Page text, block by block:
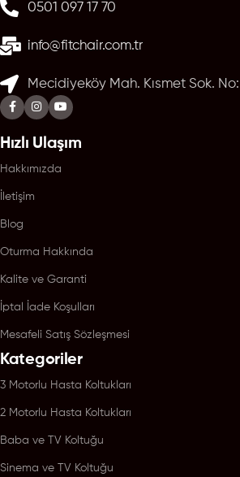
0501 097 17 70
info@fitchair.com.tr
Mecidiyeköy Mah. Kısmet Sok.
Hızlı Ulaşım
Hakkımızda
İletişim
Blog
Oturma Hakkında
Kalite ve Garanti
İptal İade Koşulları
Mesafeli Satış Sözleşmesi
Kategoriler
3 Motorlu Hasta Koltukları
2 Motorlu Hasta Koltukları
Baba ve TV Koltuğu
Sinema ve TV Koltuğu